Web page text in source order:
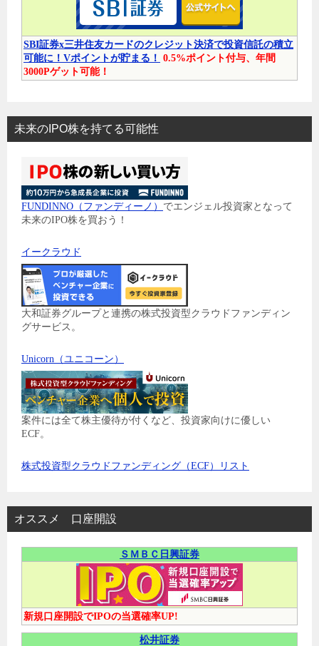
SBI証券x三井住友カードのクレジット決済で投資信託の積立
可能に！Vポイントが貯まる！ 0.5%ポイント付与、年間
3000Pゲット可能！
未来のIPO株を持てる可能性
FUNDINNO（ファンディーノ） でエンジェル投資家となって
未来のIPO株を買おう！
イークラウド
大和証券グループと連携の株式投資型クラウドファンディン
グサービス。
Unicorn（ユニコーン）
案件には全て株主優待が付くなど、投資家向けに優しい
ECF。
株式投資型クラウドファンディング（ECF）リスト
オススメ 口座開設
ＳＭＢＣ日興証券
新規口座開設でIPOの当選確率UP!
松井証券